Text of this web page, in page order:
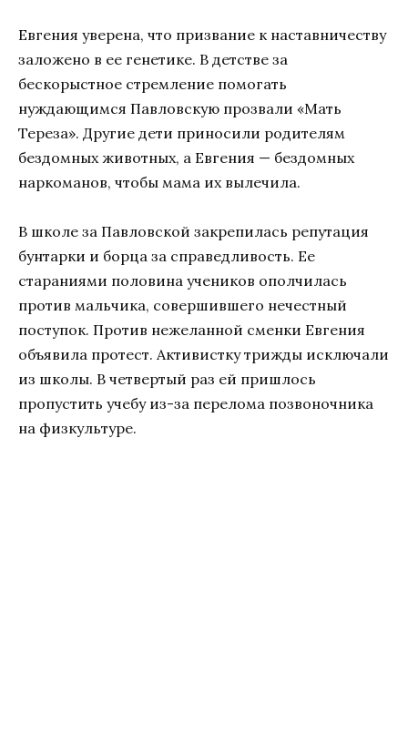
Евгения уверена, что призвание к наставничеству
заложено в ее генетике. В детстве за
бескорыстное стремление помогать
нуждающимся Павловскую прозвали «Мать
Тереза». Другие дети приносили родителям
бездомных животных, а Евгения — бездомных
наркоманов, чтобы мама их вылечила.
В школе за Павловской закрепилась репутация
бунтарки и борца за справедливость. Ее
стараниями половина учеников ополчилась
против мальчика, совершившего нечестный
поступок. Против нежеланной сменки Евгения
объявила протест. Активистку трижды исключали
из школы. В четвертый раз ей пришлось
пропустить учебу из-за перелома позвоночника
на физкультуре.